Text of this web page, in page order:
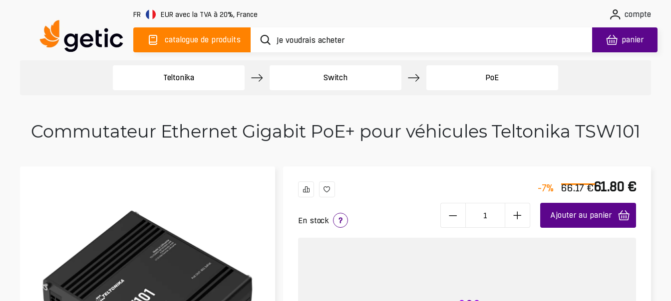
FR EUR avec la TVA à 20%, France compte
catalogue de produits panier
Teltonika Switch PoE
Commutateur Ethernet Gigabit PoE+ pour véhicules Teltonika TSW101
En stock ?
-7% 66.17 €61.80 €
Ajouter au panier